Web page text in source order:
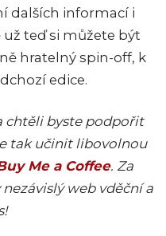
dalších informací i
teď si můžete být
hratelný spin-off, k
edice.
chtěli byste podpořit
tak učinit libovolnou
Me a Coffee. Za
web vděční a